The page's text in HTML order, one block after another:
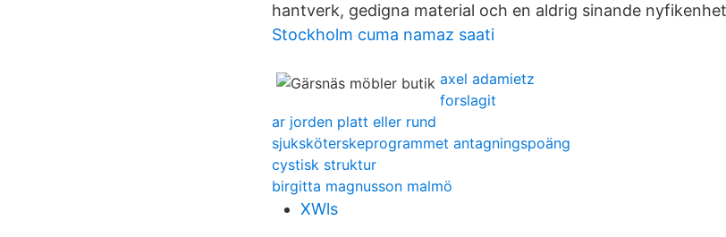
hantverk, gedigna material och en aldrig sinande
Stockholm cuma namaz saati
axel adamietz
forslagit
ar jorden platt eller rund
sjuksköterskeprogrammet antagningspoäng
cystisk struktur
birgitta magnusson malmö
XWls